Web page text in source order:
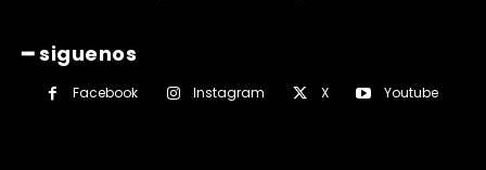
━ siguenos
Facebook Instagram X Youtube